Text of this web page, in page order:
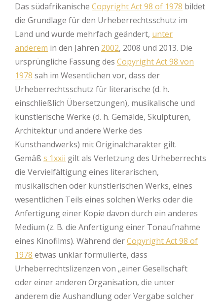
Das südafrikanische Copyright Act 98 of 1978 bildet
die Grundlage für den Urheberrechtsschutz im
Land und wurde mehrfach geändert, unter
anderem in den Jahren 2002, 2008 und 2013. Die
ursprüngliche Fassung des Copyright Act 98 von
1978 sah im Wesentlichen vor, dass der
Urheberrechtsschutz für literarische (d. h.
einschließlich Übersetzungen), musikalische und
künstlerische Werke (d. h. Gemälde, Skulpturen,
Architektur und andere Werke des
Kunsthandwerks) mit Originalcharakter gilt.
Gemäß s 1xxii gilt als Verletzung des Urheberrechts
die Vervielfältigung eines literarischen,
musikalischen oder künstlerischen Werks, eines
wesentlichen Teils eines solchen Werks oder die
Anfertigung einer Kopie davon durch ein anderes
Medium (z. B. die Anfertigung einer Tonaufnahme
eines Kinofilms). Während derCopyright Act 98 of
1978 etwas unklar formulierte, dass
Urheberrechtslizenzen von „einer Gesellschaft
oder einer anderen Organisation, die unter
anderem die Aushandlung oder Vergabe solcher